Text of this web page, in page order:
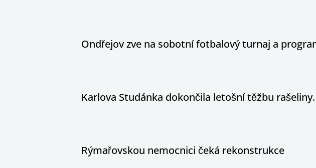
Ondřejov zve na sobotní fotbalový turnaj a
Karlova Studánka dokončila letošní těžbu
Rýmařovskou nemocnici čeká rekonstrukce